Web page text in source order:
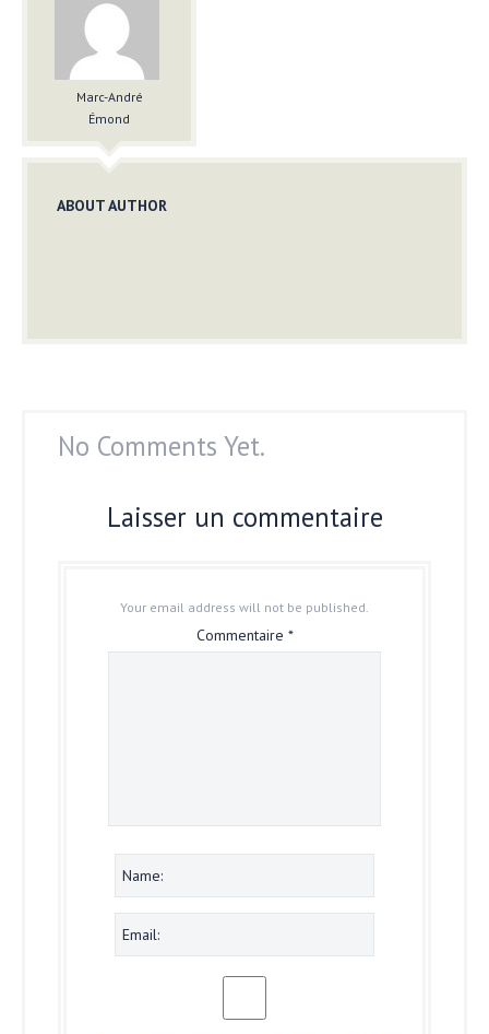
Marc-André
Émond
ABOUT AUTHOR
No Comments Yet.
Laisser un commentaire
Your email address will not be published.
Commentaire *